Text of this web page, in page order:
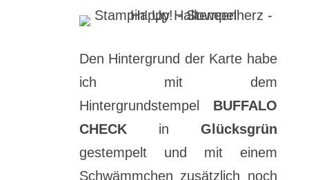
Den Hintergrund der Karte habe
ich mit dem
Hintergrundstempel BUFFALO
CHECKin Glücksgrün
gestempelt und mit einem
Schwämmchen zusätzlich noch